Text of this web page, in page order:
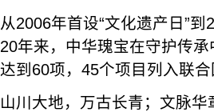
从2006年首设“文化遗产日”
20年来，中华瑰宝在守护传
达到60项，45个项目列入联
山川大地，万古长青；文脉华